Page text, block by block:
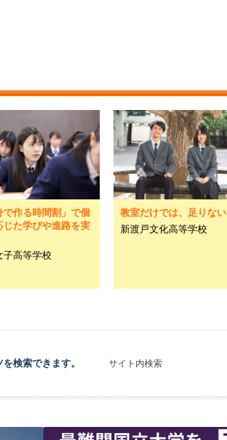
で作る時間割」で個
じた学びや進路を実
子高等学校
教室だけでは、足りない
新渡戸文化高等学校
検索できます。 サイト内検索